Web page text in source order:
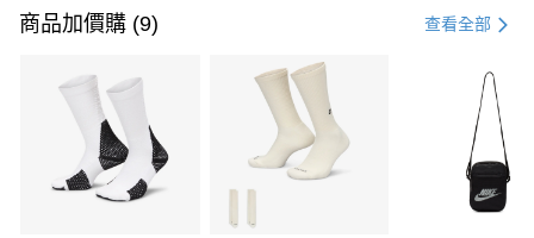
信用卡一次付款
3 期 0 利率 每期 21家銀行
合作金庫商業銀行
第一商業銀行
華南商業銀行
彰化商業銀行
上海商業儲蓄銀行
Apple Pay
商品加價購 (9) 查看全部